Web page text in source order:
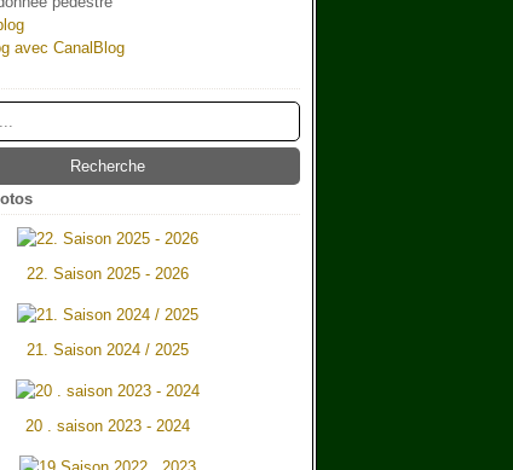
avec CanalBlog
22. Saison 2025 - 2026
21. Saison 2024 / 2025
20 . saison 2023 - 2024